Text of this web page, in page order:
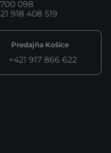
700 098
918 408 519
Predajňa Košice
+421 917 866 622